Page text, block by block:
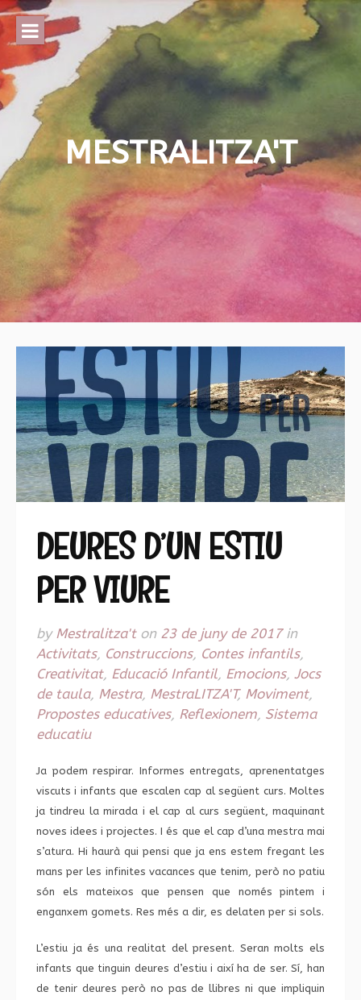
Skip
content
MESTRALITZA'T
DEURES D’UN ESTIU
PER VIURE
by Mestralitza'ton 23 de juny de 2017in
Activitats, Construccions, Contes infantils,
Creativitat, Educació Infantil, Emocions, Jocs
de taula, Mestra, MestraLITZA'T, Moviment,
Propostes educatives, Reflexionem, Sistema
educatiu
Ja podem respirar. Informes entregats, aprenentatges
viscuts i infants que escalen cap al següent curs. Moltes
ja tindreu la mirada i el cap al curs següent, maquinant
noves idees i projectes. I és que el cap d’una mestra mai
s’atura. Hi haurà qui pensi que ja ens estem fregant les
mans per les infinites vacances que tenim, però no patiu
són els mateixos que pensen que només pintem i
enganxem gomets. Res més a dir, es delaten per si sols.
L’estiu ja és una realitat del present. Seran molts els
infants que tinguin deures d’estiu i així ha de ser. Sí, han
de tenir deures però no pas de llibres ni que impliquin